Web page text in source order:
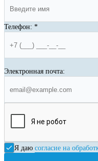
Телефон: *
Электронная почта:
Я даю согласие на